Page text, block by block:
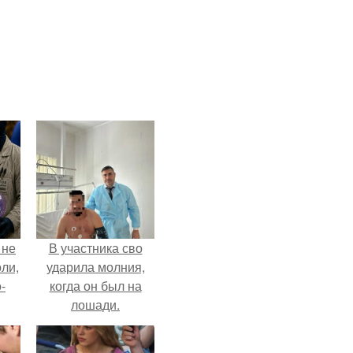
В участника сво
ударила молния,
когда он был на
лошади.